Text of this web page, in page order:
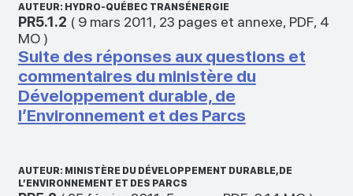
AUTEUR: HYDRO-QUÉBEC TRANSÉNERGIE
PR5.1.2 ( 9 mars 2011, 23 pages et annexe, PDF, 4
MO)
Suite des réponses aux questions et
commentaires du ministère du
Développement durable, de
l’Environnement et des Parcs
AUTEUR: MINISTÈRE DU DÉVELOPPEMENT DURABLE, DE
L’ENVIRONNEMENT ET DES PARCS